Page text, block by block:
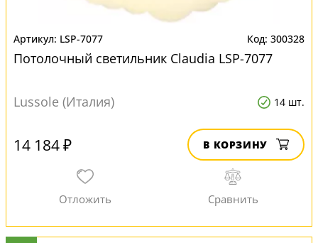
LSP-7077 300328
Потолочный светильник Claudia LSP-7077
Lussole (Италия) 14 шт.
14 184 ₽ В КОРЗИНУ